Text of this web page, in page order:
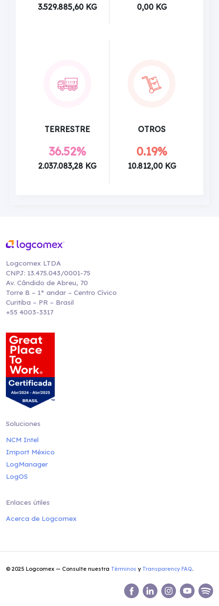
3.529.885,60 KG 0,00 KG
TERRESTRE
36.52%
2.037.083,28 KG
OTROS
0.19%
10.812,00 KG
Logcomex LTDA
CNPJ: 13.475.043/0001-75
Av. Cândido de Abreu, 70
Torre B – 1° andar – Centro Cívico
Curitiba – PR – Brasil
+55 4003-3317
Soluciones
NCM Intel
Import México
LogManager
LogOS
Enlaces útiles
Acerca de Logcomex
© 2025 Logcomex — Consulte nuestra Términos y Transparency FAQ.